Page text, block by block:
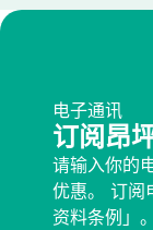
电子通讯
订阅昂
请输入你的
优惠。 订阅
资料条例」。